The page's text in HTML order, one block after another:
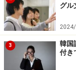
15일에 일본에
（シボイレ イル
ます）
グル
3
韓国
付き